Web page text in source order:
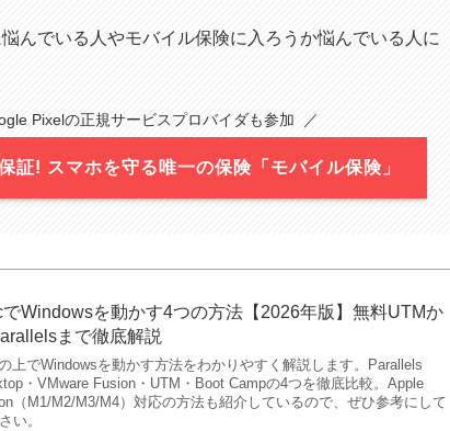
んでいる人やモバイル保険に入ろうか悩んでいる人に
Pixelの正規サービスプロバイダも参加 ／
証! スマホを守る唯一の保険「モバイル保険」
でWindowsを動かす4つの方法【2026年版】無料UTMか
まで徹底解説
上でWindowsを動かす方法をわかりやすく解説します。Parallels
・VMware Fusion・UTM・Boot Campの4つを徹底比較。Apple
（M1/M2/M3/M4）対応の方法も紹介しているので、ぜひ参考にして
い。